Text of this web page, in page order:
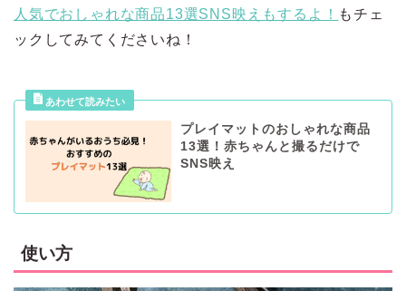
人気でおしゃれな商品13選SNS映えもするよ！ もチェ
ックしてみてくださいね！
プレイマットのおしゃれな商品
13選！赤ちゃんと撮るだけで
SNS映え
使い方